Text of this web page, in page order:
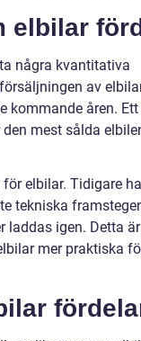
elbilar
några kvantitativa
av
kommande åren. Ett
mest sålda
elbilar. Tidigare
tekniska
laddas igen. Detta
mer praktiska